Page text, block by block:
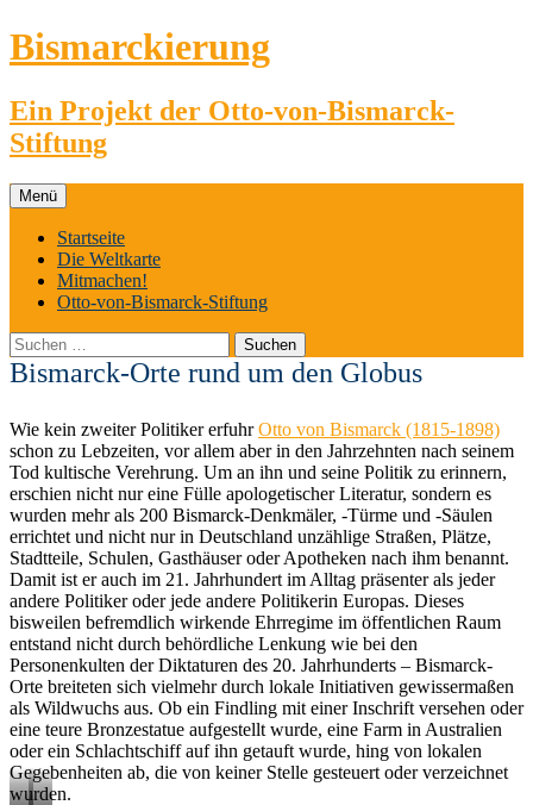
Zum
Inhalt
Bismarckierung
Ein Projekt der Otto-von-Bismarck-
Stiftung
Menü
Startseite
Die Weltkarte
Mitmachen!
Otto-von-Bismarck-Stiftung
Suchen
nach:
Bismarck-Orte rund um den Globus
Wie kein zweiter Politiker erfuhrOtto von Bismarck (1815-1898)
schon zu Lebzeiten, vor allem aber in den Jahrzehnten nach seinem
Tod kultische Verehrung. Um an ihn und seine Politik zu erinnern,
erschien nicht nur eine Fülle apologetischer Literatur, sondern es
wurden mehr als 200 Bismarck-Denkmäler, -Türme und -Säulen
errichtet und nicht nur in Deutschland unzählige Straßen, Plätze,
Stadtteile, Schulen, Gasthäuser oder Apotheken nach ihm benannt.
Damit ist er auch im 21. Jahrhundert im Alltag präsenter als jeder
andere Politiker oder jede andere Politikerin Europas. Dieses
bisweilen befremdlich wirkende Ehrregime im öffentlichen Raum
entstand nicht durch behördliche Lenkung wie bei den
Personenkulten der Diktaturen des 20. Jahrhunderts – Bismarck-
Orte breiteten sich vielmehr durch lokale Initiativen gewissermaßen
als Wildwuchs aus. Ob ein Findling mit einer Inschrift versehen oder
eine teure Bronzestatue aufgestellt wurde, eine Farm in Australien
oder ein Schlachtschiff auf ihn getauft wurde, hing von lokalen
Gegebenheiten ab, die von keiner Stelle gesteuert oder verzeichnet
wurden.